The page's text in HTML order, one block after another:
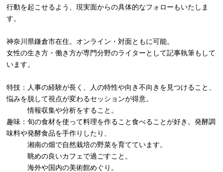
行動を起こせるよう、現実面からの具体的なフォローもいたしま
す。
神奈川県鎌倉市在住。オンライン・対面ともに可能。
女性の生き方・働き方が専門分野のライターとして記事執筆もして
います。
特技：人事の経験が長く、人の特性や向き不向きを見つけること、
悩みを脱して視点が変わるセッションが得意。
情報収集や分析をすること。
趣味：旬の食材を使って料理を作ること食べることが好き。発酵調
味料や発酵食品を手作りしたり、
湘南の畑で自然栽培の野菜を育てています。
眺めの良いカフェで過ごすこと。
海外や国内の美術館めぐり。